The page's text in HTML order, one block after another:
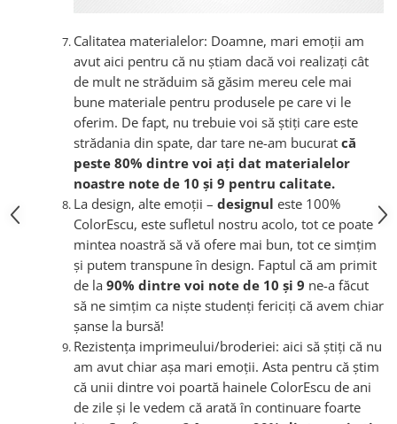
Calitatea materialelor: Doamne, mari emoții am
avut aici pentru că nu știam dacă voi realizați cât
de mult ne străduim să găsim mereu cele mai
bune materiale pentru produsele pe care vi le
oferim. De fapt, nu trebuie voi să știți care este
strădania din spate, dar tare ne-am bucurat că
peste 80% dintre voi ați dat materialelor
noastre note de 10 și 9 pentru calitate.
La design, alte emoții – designul este 100%
ColorEscu, este sufletul nostru acolo, tot ce poate
mintea noastră să vă ofere mai bun, tot ce simțim
și putem transpune în design. Faptul că am primit
de la 90% dintre voi note de 10 și 9 ne-a făcut
să ne simțim ca niște studenți fericiți că avem chiar
șanse la bursă!
Rezistența imprimeului/broderiei: aici să știți că nu
am avut chiar așa mari emoții. Asta pentru că știm
că unii dintre voi poartă hainele ColorEscu de ani
de zile și le vedem că arată în continuare foarte